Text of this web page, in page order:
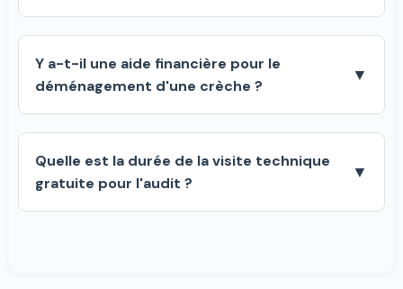
Y a-t-il une aide financière pour le
déménagement d'une crèche ?
▼
Quelle est la durée de la visite technique
gratuite pour l'audit ?
▼